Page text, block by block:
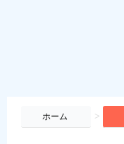
ホーム >